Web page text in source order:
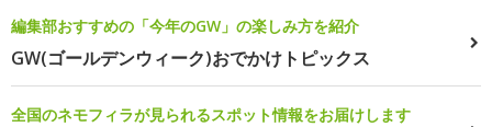
編集部おすすめの「今年のGW」の楽しみ方を紹介
GW(ゴールデンウィーク)おでかけトピックス
全国のネモフィラが見られるスポット情報をお届けします